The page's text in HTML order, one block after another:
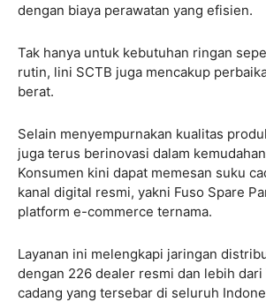
dengan biaya perawatan yang efisien.
Tak hanya untuk kebutuhan ringan
rutin, lini SCTB juga mencakup
berat.
Selain menyempurnakan kualitas
juga terus berinovasi dalam
Konsumen kini dapat memesan suku
kanal digital resmi, yakni Fuso Spare
platform e-commerce ternama.
Layanan ini melengkapi jaringan
dengan 226 dealer resmi dan lebih dari
cadang yang tersebar di seluruh